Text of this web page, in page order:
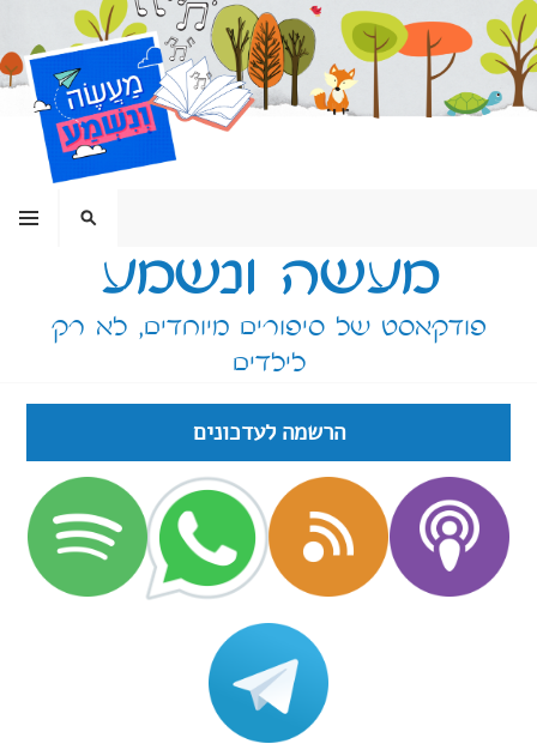
דילוג
לתוכן
מעשה ונשמע
פודקאסט של סיפורים מיוחדים, לא רק
לילדים
תפריט חיפוש
הרשמה לעדכונים